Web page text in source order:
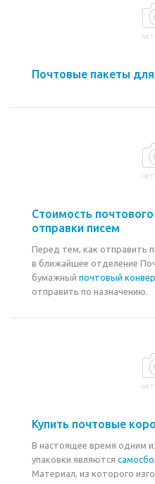
Почтовые пакеты
Стоимость
отправки писем
Перед тем, как отправить
в ближайшее отделение
бумажный почтовый
отправить по назначению.
Купить почтовые
В настоящее время одним
упаковки являются
Материал, из которого